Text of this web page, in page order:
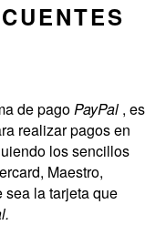
de pagoPayPal , es
realizar pagos en
los sencillos
Maestro,
la tarjeta que